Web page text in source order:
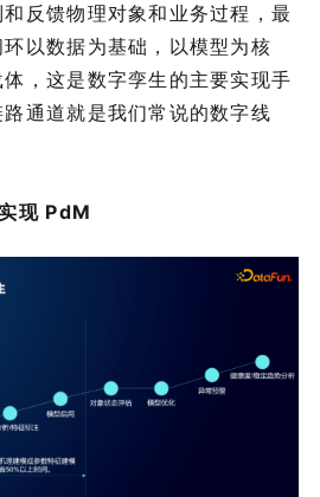
反馈物理对象和业务过程，最
以数据为基础，以模型为核
，这是数字孪生的主要实现手
通道就是我们常说的数字线
现 PdM